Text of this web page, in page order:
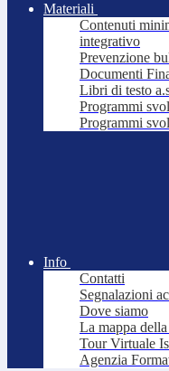
Materiali
Contenuti
integrativo
Prevenzione
Documenti
Libri di testo
Programmi
Programmi
Info
Contatti
Segnalazioni
Dove siamo
La mappa
Tour Virtuale
Agenzia